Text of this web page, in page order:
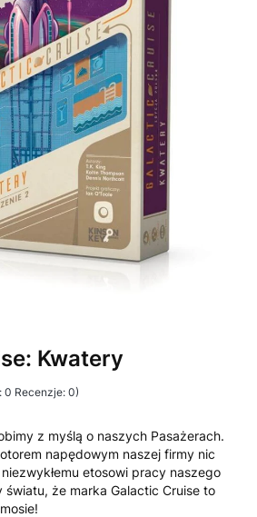
Kwatery
0 Recenzje: 0)
z myślą o naszych Pasażerach.
napędowym naszej firmy nic
etosowi pracy naszego
światu, że marka Galactic Cruise to